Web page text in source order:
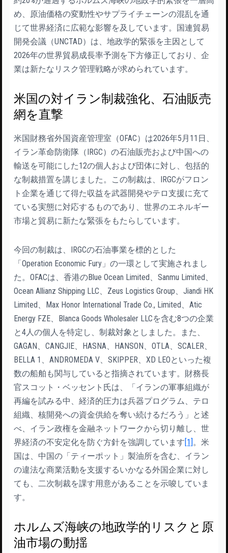
め、原油価格の変動性やサプライチェーンの混乱を通
じて世界経済に広範な影響を及しています。国連貿易
開発会議（UNCTAD）は、地政学的緊張を主因として
2026年の世界貿易成長率予測を下方修正しており、企
業は新たなリスク管理戦略が求められています。
米国の対イラン制裁強化、石油販売
網を直撃
米国財務省外国資産管理室（OFAC）は2026年5月11日、
イラン革命防衛隊（IRGC）の石油販売および中国への
輸送を可能にした12の個人および団体に対し、包括的
な制裁措置を講じました。この制裁は、IRGCがフロン
ト企業を通じて得た収益を武器開発やテロ支援に充て
ている実態に対応するものであり、世界のエネルギー
市場と貿易に新たな緊張をもたらしています。
今回の制裁は、IRGCの石油事業を標的とした
「Operation Economic Fury」の一環として実施されまし
た。OFACは、香港のBlue Ocean Limited、Sanmu Limited、
Ocean Allianz Shipping LLC、Zeus Logistics Group、Jiandi HK
Limited、Max Honor International Trade Co., Limited、Atic
Energy FZE、Blanca Goods Wholesaler LLCを含む8つの企業
と4人の個人を特定し、制裁対象としました。また、
GAGAN、CANGJIE、HASNA、HANSON、OTLA、SCALER、
BELLA 1、ANDROMEDA V、SKIPPER、XD LEOといった複
数の船舶も関与していると指摘されています。財務長
官スコット・ベッセント氏は、「イランの軍事組織が
再編を試みる中、経済的圧力は兵器プログラム、テロ
組織、核開発への資金供給を奪い続けるだろう」と述
べ、イラン政権を金融ネットワークから切り離し、世
界経済の不安定化を防ぐ方針を強調しています [1] 。米
国は、中国の「ティーポット」製油所を含む、イラン
の違法な商業活動を支援するいかなる外国企業に対し
ても、二次制裁を課す用意があることを示唆していま
す。
ホルムズ海峡の地政学的リスクと原
油市場の動揺